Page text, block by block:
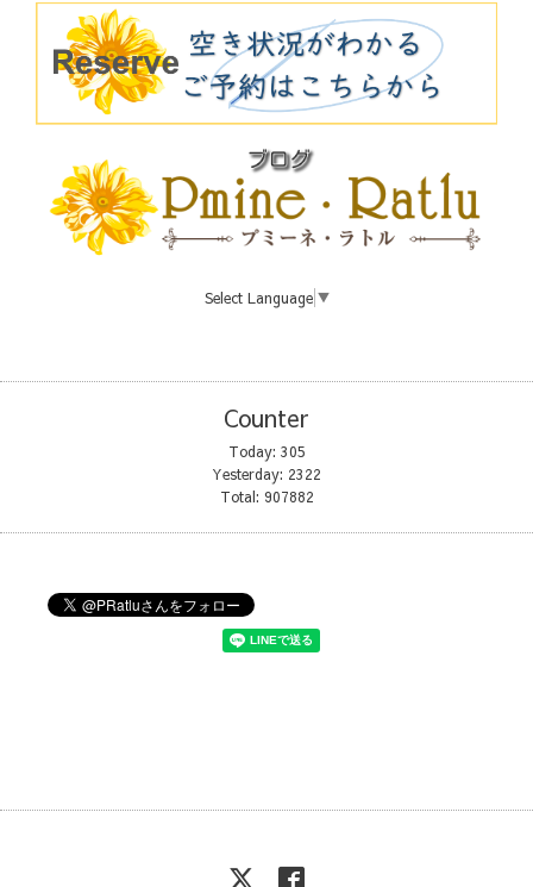
Select Language ▼
Counter
Today: 305
Yesterday: 2322
Total: 907882